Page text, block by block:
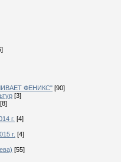
ФЕНИКС" [90]
[3]
[8]
г. [4]
г. [4]
[55]